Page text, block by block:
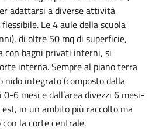
adattarsi a diverse attività
Le 4 aule della scuola
di oltre 50 mq di superficie,
con bagni privati interni, si
interna. Sempre al piano terra
nido integrato (composto dalla
6 mesi e dall’area divezzi 6 mesi-
in un ambito più raccolto ma
la corte centrale.